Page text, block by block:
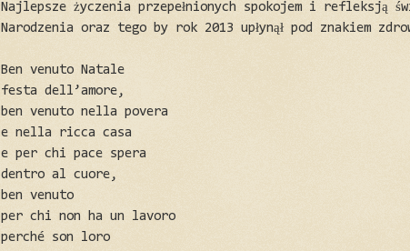
Najlepsze życzenia przepełnionych spokojem i refleksją
Narodzenia oraz tego by rok 2013 upłynął pod znakiem
Ben venuto Natale
festa dell’amore,
ben venuto nella povera
e nella ricca casa
e per chi pace spera
dentro al cuore,
ben venuto
per chi non ha un lavoro
perché son loro